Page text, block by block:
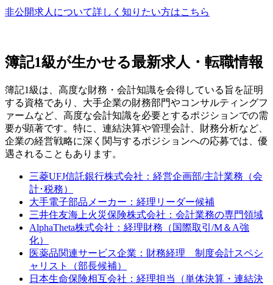
非公開求人について詳しく知りたい方はこちら
簿記1級が生かせる最新求人・転職情報
簿記1級は、高度な財務・会計知識を会得している旨を証明
する資格であり、大手企業の財務部門やコンサルティングフ
ァームなど、高度な会計知識を必要とするポジションでの需
要が顕著です。特に、連結決算や管理会計、財務分析など、
企業の経営戦略に深く関与するポジションへの応募では、優
遇されることもあります。
三菱UFJ信託銀行株式会社：経営企画部/主計業務（会
計･税務）
大手電子部品メーカー：経理リーダー候補
三井住友海上火災保険株式会社：会計業務の専門領域
AlphaTheta株式会社：経理財務（国際取引/M＆A強
化）
医薬品関連サービス企業：財務経理 制度会計スペシ
ャリスト（部長候補）
日本生命保険相互会社：経理担当（単体決算・連結決